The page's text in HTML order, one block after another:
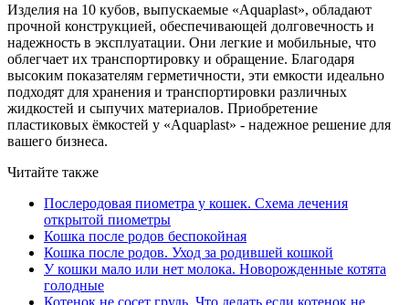
Изделия на 10 кубов, выпускаемые «Aquaplast», обладают
прочной конструкцией, обеспечивающей долговечность и
надежность в эксплуатации. Они легкие и мобильные, что
облегчает их транспортировку и обращение. Благодаря
высоким показателям герметичности, эти емкости идеально
подходят для хранения и транспортировки различных
жидкостей и сыпучих материалов. Приобретение
пластиковых ёмкостей у «Aquaplast» - надежное решение для
вашего бизнеса.
Читайте также
Послеродовая пиометра у кошек. Схема лечения
открытой пиометры
Кошка после родов беспокойная
Кошка после родов. Уход за родившей кошкой
У кошки мало или нет молока. Новорожденные котята
голодные
Котенок не сосет грудь. Что делать если котенок не